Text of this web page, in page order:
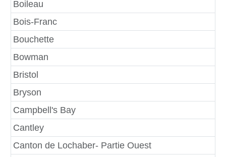
Boileau
Bois-Franc
Bouchette
Bowman
Bristol
Bryson
Campbell's Bay
Cantley
Canton de Lochaber- Partie Ouest